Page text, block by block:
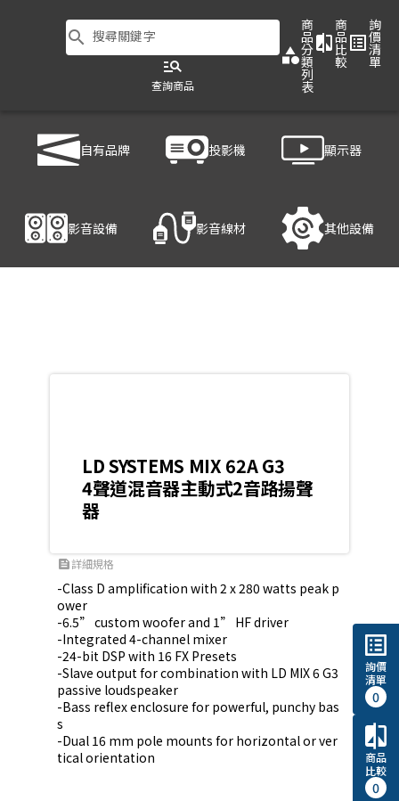
search 搜尋關鍵字
manage_search
查詢商品
category
商
品
分
類
列
表
compare
商
品
比
較
list_alt
詢
價
清
單
自有品牌 投影機 顯示器
影音設備 影音線材 其他設備
產品細節
LD SYSTEMS MIX 62A G3
4聲道混音器主動式2音路揚聲
器
feed詳細規格
-Class D amplification with 2 x 280 watts peak p
ower
-6.5” custom woofer and 1” HF driver
-Integrated 4-channel mixer
-24-bit DSP with 16 FX Presets
-Slave output for combination with LD MIX 6 G3
passive loudspeaker
-Bass reflex enclosure for powerful, punchy bas
s
-Dual 16 mm pole mounts for horizontal or ver
tical orientation
list_alt
詢價
清單
0
compare
商品
比較
0